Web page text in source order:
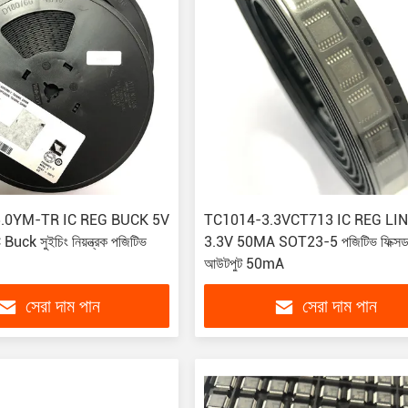
TR IC REG BUCK 5V
সুইচিং নিয়ন্ত্রক পজিটিভ
সেরা দাম পান
TC1014-3.3VCT713 IC REG
3.3V 50MA SOT23-5 পজিটিভ
আউটপুট 50mA
সেরা দাম পান